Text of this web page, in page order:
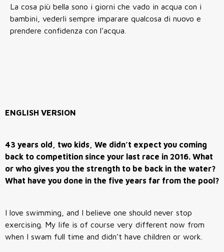
La cosa più bella sono i giorni che vado in acqua con i
bambini, vederli sempre imparare qualcosa di nuovo e
prendere confidenza con l’acqua.
ENGLISH VERSION
43 years old, two kids, We didn’t expect you coming
back to competition since your last race in 2016. What
or who gives you the strength to be back in the water?
What have you done in the five years far from the pool?
I love swimming, and I believe one should never stop
exercising. My life is of course very different now from
when I swam full time and didn’t have children or work.